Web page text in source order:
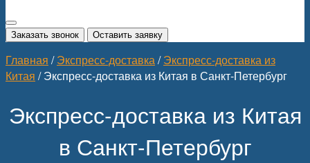
Заказать звонок Оставить заявку
Главная /Экспресс-доставка/Экспресс-доставка из
Китая /Экспресс-доставка из Китая в Санкт-Петербург
Экспресс-доставка из Китая
в Санкт-Петербург